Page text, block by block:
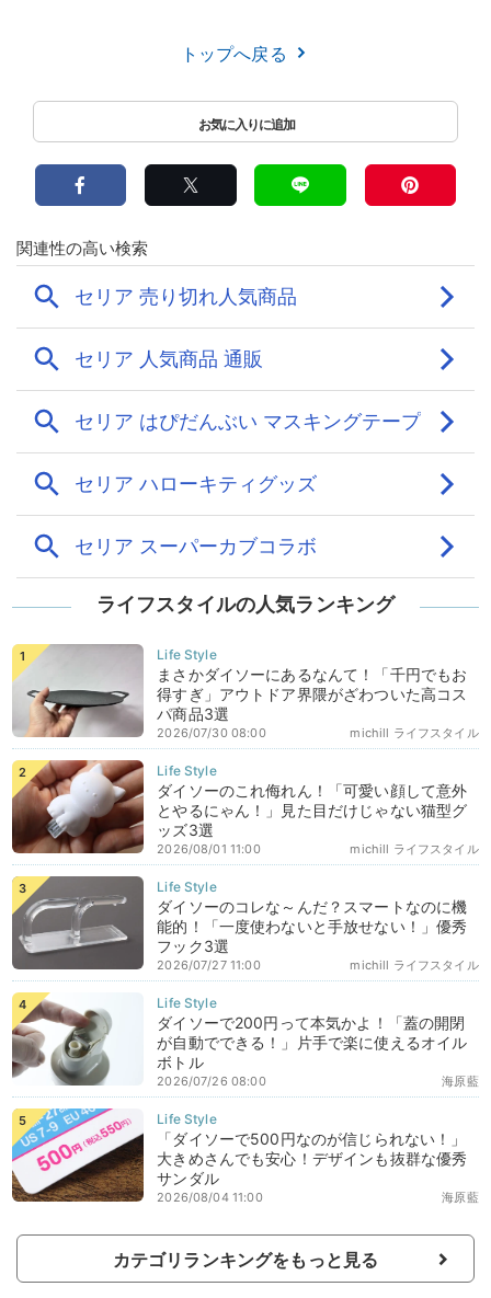
トップへ戻る
ライフスタイルの人気ランキング
まさかダイソーにあるなんて！「千円でもお
得すぎ」アウトドア界隈がざわついた高コス
パ商品3選
michill ライフスタイル
2026/07/30 08:00
ダイソーのこれ侮れん！「可愛い顔して意外
とやるにゃん！」見た目だけじゃない猫型グ
ッズ3選
michill ライフスタイル
2026/08/01 11:00
ダイソーのコレな～んだ？スマートなのに機
能的！「一度使わないと手放せない！」優秀
フック3選
michill ライフスタイル
2026/07/27 11:00
ダイソーで200円って本気かよ！「蓋の開閉
が自動でできる！」片手で楽に使えるオイル
ボトル
海原藍
2026/07/26 08:00
「ダイソーで500円なのが信じられない！」
大きめさんでも安心！デザインも抜群な優秀
サンダル
海原藍
2026/08/04 11:00
カテゴリランキングをもっと見る